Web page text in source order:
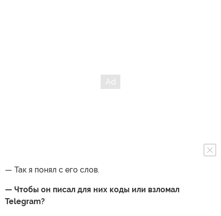
— Так я понял с его слов.
— Чтобы он писал для них коды или взломал
Telegram?